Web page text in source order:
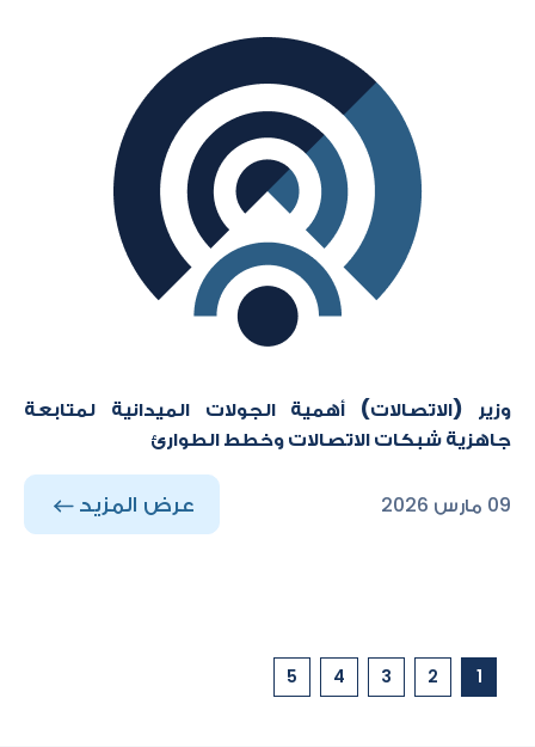
وزير (الاتصالات) أهمية الجولات الميدانية لمتابعة
جاهزية شبكات الاتصالات وخطط الطوارئ
09 مارس 2026 عرض المزيد
1
2
3
4
5